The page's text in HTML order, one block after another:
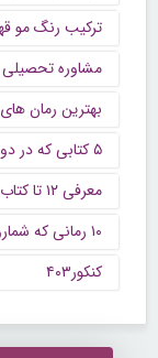
ترکیب رنگ مو
مشاوره تحصیلی
بهترین رمان
۵ کتابی که در دوران دانشجویی باید خوند
معرفی ۱۲ تا کتاب پرفروش دنیا:
۱۰ رمانی که شمارو عاشق تر میکنه
کنکور۴۰۳